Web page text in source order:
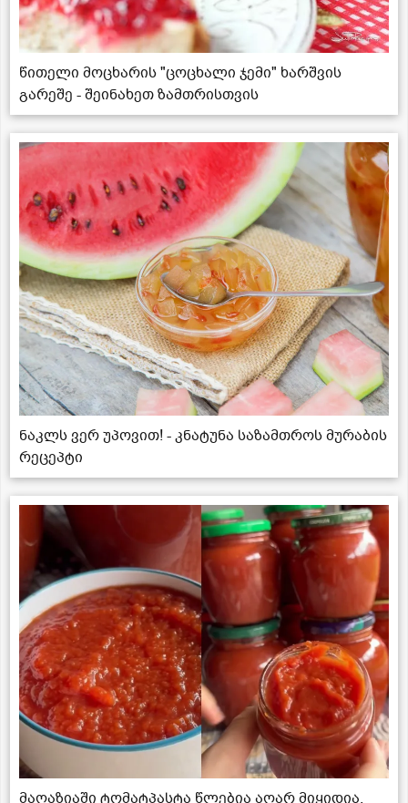
წითელი მოცხარის "ცოცხალი ჯემი" ხარშვის
გარეშე - შეინახეთ ზამთრისთვის
ნაკლს ვერ უპოვით! - კნატუნა საზამთროს მურაბის
რეცეპტი
მაღაზიაში ტომატპასტა წლებია აღარ მიყიდია,